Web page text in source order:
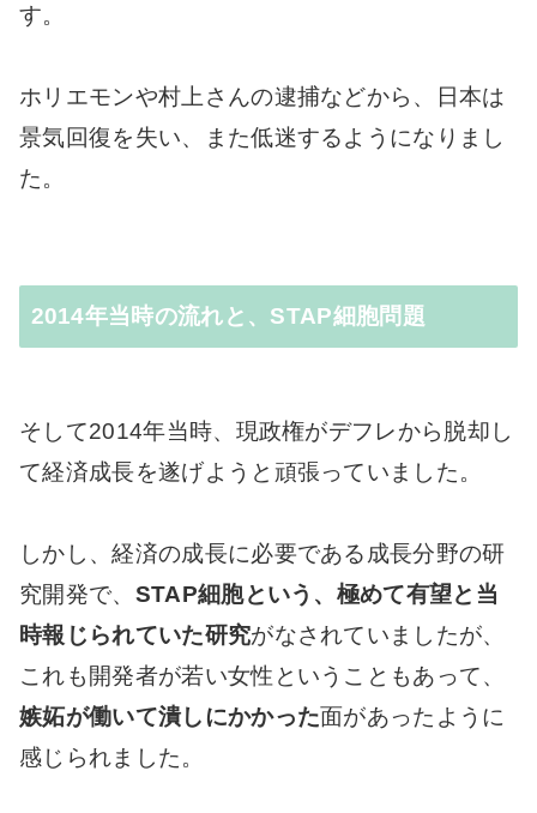
す。
ホリエモンや村上さんの逮捕などから、日本は
景気回復を失い、また低迷するようになりまし
た。
2014年当時の流れと、STAP細胞問題
そして2014年当時、現政権がデフレから脱却し
て経済成長を遂げようと頑張っていました。
しかし、経済の成長に必要である成長分野の研
究開発で、 STAP細胞という、極めて有望と当
時報じられていた研究がなされていましたが、
これも開発者が若い女性ということもあって、
嫉妬が働いて潰しにかかった面があったように
感じられました。